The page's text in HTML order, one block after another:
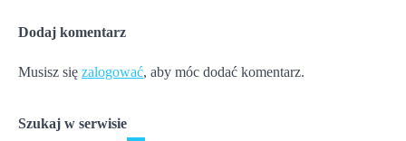
Dodaj komentarz
Musisz się zalogować, aby móc dodać komentarz.
Szukaj w serwisie